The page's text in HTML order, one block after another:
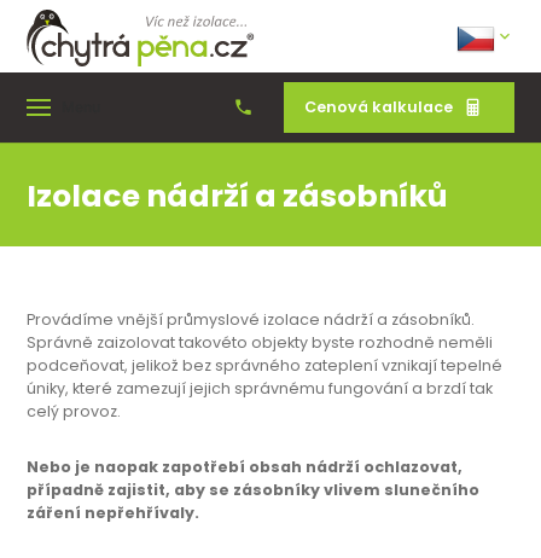
Cenová kalkulace
Izolace nádrží a zásobníků
Provádíme vnější průmyslové izolace nádrží a zásobníků.
Správně zaizolovat takovéto objekty byste rozhodně neměli
podceňovat, jelikož bez správného zateplení vznikají tepelné
úniky, které zamezují jejich správnému fungování a brzdí tak
celý provoz.
Nebo je naopak zapotřebí obsah nádrží ochlazovat,
případně zajistit, aby se zásobníky vlivem slunečního
záření nepřehřívaly.